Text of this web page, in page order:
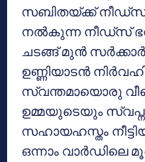
സബിതയ്ക്ക് നീഡ്‌സ്
നല്‍കുന്ന നീഡ്‌സ്
ചടങ്ങ് മുന്‍
ഉണ്ണിയാടന്‍
സ്വന്തമായൊരു
ഉമ്മയുടെയും
സഹായഹസ്തം
ഒന്നാം വാര്‍ഡിലെ